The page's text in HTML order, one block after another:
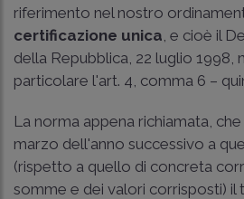
riferimento nel nostro
certificazione unica , e cioè il
della Repubblica, 22 luglio 1998,
particolare l'art. 4, comma 6 –
La norma appena richiamata,
marzo dell'anno successivo a
(rispetto a quello di concreta
somme e dei valori corrisposti) il